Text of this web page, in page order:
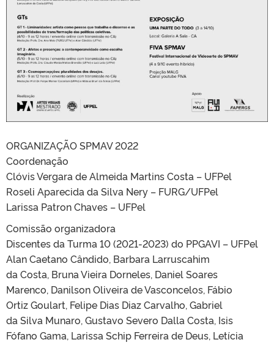
ORGANIZAÇÃO SPMAV 2022
Coordenação
Clóvis Vergara de Almeida Martins Costa – UFPel
Roseli Aparecida da Silva Nery – FURG/UFPel
Larissa Patron Chaves – UFPel
Comissão organizadora
Discentes da Turma 10 (2021-2023) do PPGAVI – UFPel
Alan Caetano Cândido, Barbara Larruscahim
da Costa, Bruna Vieira Dorneles, Daniel Soares
Marenco, Danilson Oliveira de Vasconcelos, Fábio
Ortiz Goulart, Felipe Dias Diaz Carvalho, Gabriel
da Silva Munaro, Gustavo Severo Dalla Costa, Isis
Fófano Gama, Larissa Schip Ferreira de Deus, Letícia